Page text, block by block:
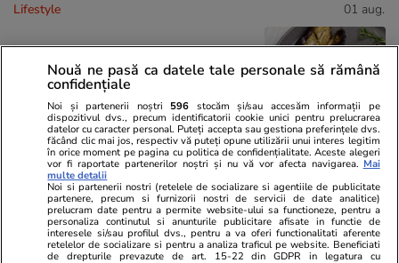
Lifestyle 01 aug.
Cum coci vinetele la bloc, fără
să umpli casa de fum
Stiri Mondene 03 aug.
„Vocea României” 2026 începe
Nouă ne pasă ca datele tale personale să rămână
confidențiale
Noi și partenerii noștri 596 stocăm și/sau accesăm informații pe
dispozitivul dvs., precum identificatorii cookie unici pentru prelucrarea
datelor cu caracter personal. Puteți accepta sau gestiona preferințele dvs.
făcând clic mai jos, respectiv vă puteți opune utilizării unui interes legitim
în orice moment pe pagina cu politica de confidențialitate. Aceste alegeri
vor fi raportate partenerilor noștri și nu vă vor afecta navigarea. Mai
multe detalii
Noi si partenerii nostri (retelele de socializare si agentiile de publicitate
partenere, precum si furnizorii nostri de servicii de date analitice)
prelucram date pentru a permite website-ului sa functioneze, pentru a
personaliza continutul si anunturile publicitare afisate in functie de
interesele si/sau profilul dvs., pentru a va oferi functionalitati aferente
retelelor de socializare si pentru a analiza traficul pe website. Beneficiati
de drepturile prevazute de art. 15-22 din GDPR in legatura cu